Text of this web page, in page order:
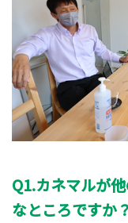
Q1.カネマルが
なところですか？